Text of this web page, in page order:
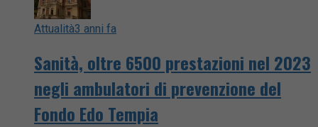
Attualità3 anni fa
Sanità, oltre 6500 prestazioni nel 2023
negli ambulatori di prevenzione del
Fondo Edo Tempia